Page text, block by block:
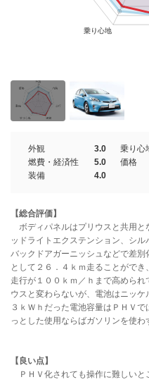
外観 3.0 乗り心
燃費・経済性
5.0 価格
装備
4.0
【総合評価】
ボディパネルはプリウスと共用と
ッドライトエクステンション、シ
バックドアガーニッシュなどで差
として２６．４ｋｍ走ることがで
走行が１００ｋｍ／ｈまで高めら
ウスと変わらないが、電池はニッケ
３ｋＷｈだった電池容量はＰＨＶ
っとした使用ならばガソリンを使わ
【良い点】
ＰＨＶ化されても操作に難しいと